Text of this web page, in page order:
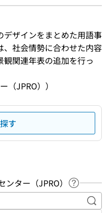
ザインをまとめた用語事
社会情勢に合わせた内容
関連年表の追加を行っ
（JPRO））
す
ター（JPRO）
ヘルプペ
キ